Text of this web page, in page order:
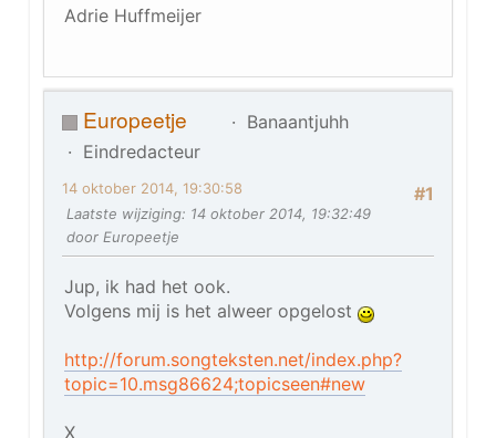
Adrie Huffmeijer
Europeetje
Banaantjuhh
Eindredacteur
#1
14 oktober 2014, 19:30:58
Laatste wijziging: 14 oktober 2014, 19:32:49
door Europeetje
Jup, ik had het ook.
Volgens mij is het alweer opgelost
http://forum.songteksten.net/index.php?
topic=10.msg86624;topicseen#new
X